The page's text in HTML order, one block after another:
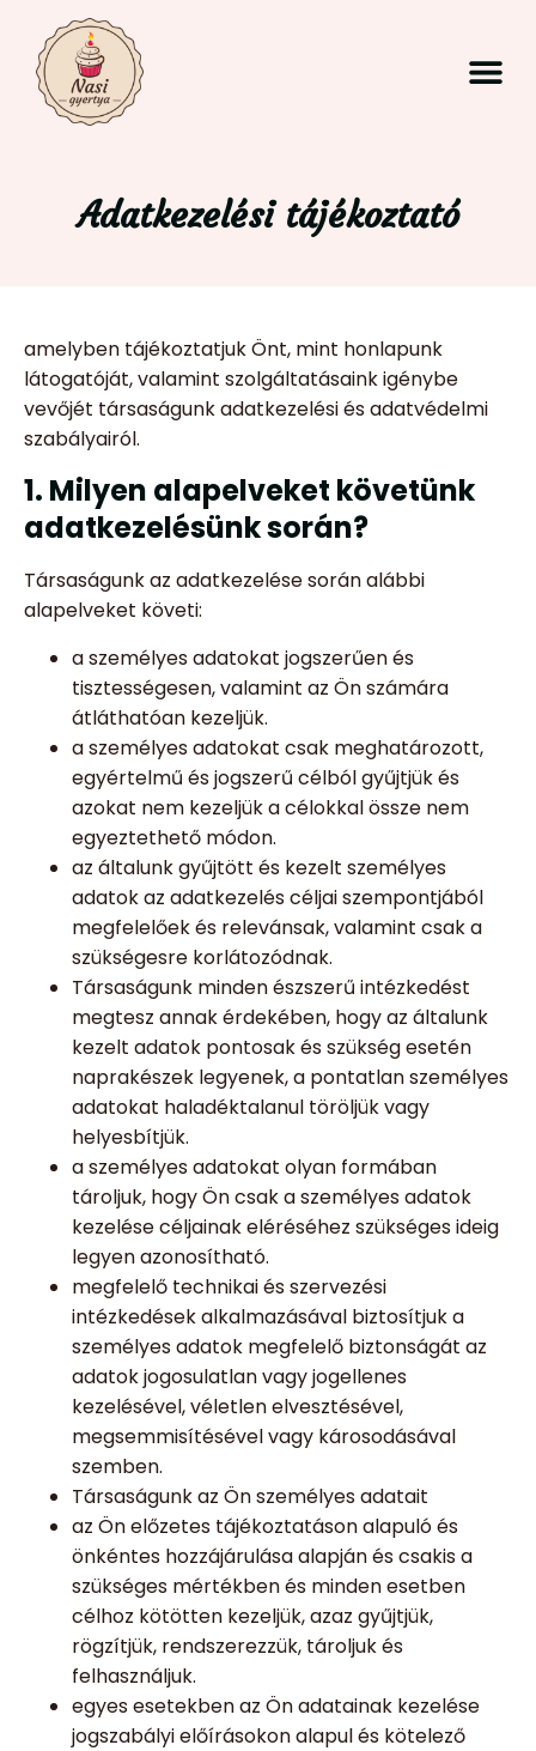
Adatkezelési tájékoztató
amelyben tájékoztatjuk Önt, mint honlapunk
látogatóját, valamint szolgáltatásaink igénybe
vevőjét társaságunk adatkezelési és adatvédelmi
szabályairól.
1. Milyen alapelveket követünk
adatkezelésünk során?
Társaságunk az adatkezelése során alábbi
alapelveket követi:
a személyes adatokat jogszerűen és
tisztességesen, valamint az Ön számára
átláthatóan kezeljük.
a személyes adatokat csak meghatározott,
egyértelmű és jogszerű célból gyűjtjük és
azokat nem kezeljük a célokkal össze nem
egyeztethető módon.
az általunk gyűjtött és kezelt személyes
adatok az adatkezelés céljai szempontjából
megfelelőek és relevánsak, valamint csak a
szükségesre korlátozódnak.
Társaságunk minden észszerű intézkedést
megtesz annak érdekében, hogy az általunk
kezelt adatok pontosak és szükség esetén
naprakészek legyenek, a pontatlan személyes
adatokat haladéktalanul töröljük vagy
helyesbítjük.
a személyes adatokat olyan formában
tároljuk, hogy Ön csak a személyes adatok
kezelése céljainak eléréséhez szükséges ideig
legyen azonosítható.
megfelelő technikai és szervezési
intézkedések alkalmazásával biztosítjuk a
személyes adatok megfelelő biztonságát az
adatok jogosulatlan vagy jogellenes
kezelésével, véletlen elvesztésével,
megsemmisítésével vagy károsodásával
szemben.
Társaságunk az Ön személyes adatait
az Ön előzetes tájékoztatáson alapuló és
önkéntes hozzájárulása alapján és csakis a
szükséges mértékben és minden esetben
célhoz kötötten kezeljük, azaz gyűjtjük,
rögzítjük, rendszerezzük, tároljuk és
felhasználjuk.
egyes esetekben az Ön adatainak kezelése
jogszabályi előírásokon alapul és kötelező